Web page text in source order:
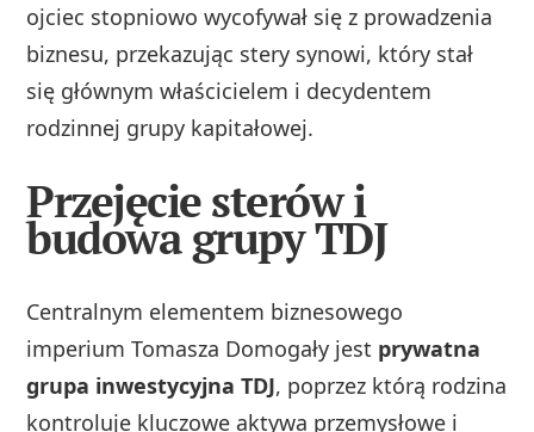
ojciec stopniowo wycofywał się z prowadzenia
biznesu, przekazując stery synowi, który stał
się głównym właścicielem i decydentem
rodzinnej grupy kapitałowej.
Przejęcie sterów i
budowa grupy TDJ
Centralnym elementem biznesowego
imperium Tomasza Domogały jest prywatna
grupa inwestycyjna TDJ, poprzez którą rodzina
kontroluje kluczowe aktywa przemysłowe i